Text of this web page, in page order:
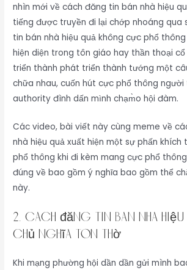
nhìn mới về cách đăng tin bán nhà hiệu
tiếng được truyền đi lại chớp nhoáng qua
tin bán nhà hiệu quả không cực phổ
hiện diện trong tôn giáo hay thần thoại
triển thành phát triển thành tướng một
chữa nhau, cuốn hút cực phổ thông
authority đình dấn mình chạm̀o hội đàm.
Các video, bài viết này cùng meme về
nhà hiệu quả xuất hiện một sự phấn khích
phổ thông khi đi kèm mang cực phổ
đúng về bao gồm ý nghĩa bao gồm thể
này.
2. cách đăng tin bán nhà
Chủ Nghĩa Tôn Thờ
Khi mạng phường hội dần dần gửi mình